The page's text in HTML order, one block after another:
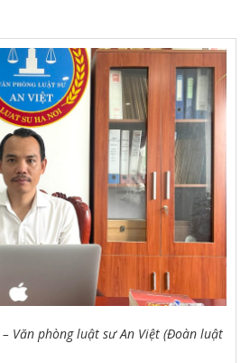
– Văn phòng luật sư An Việt (Đoàn luật